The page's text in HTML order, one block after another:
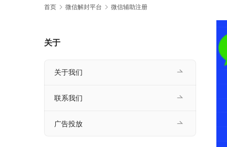
首页 微信解封平台 微信辅助注册
关于
关于我们
联系我们
广告投放